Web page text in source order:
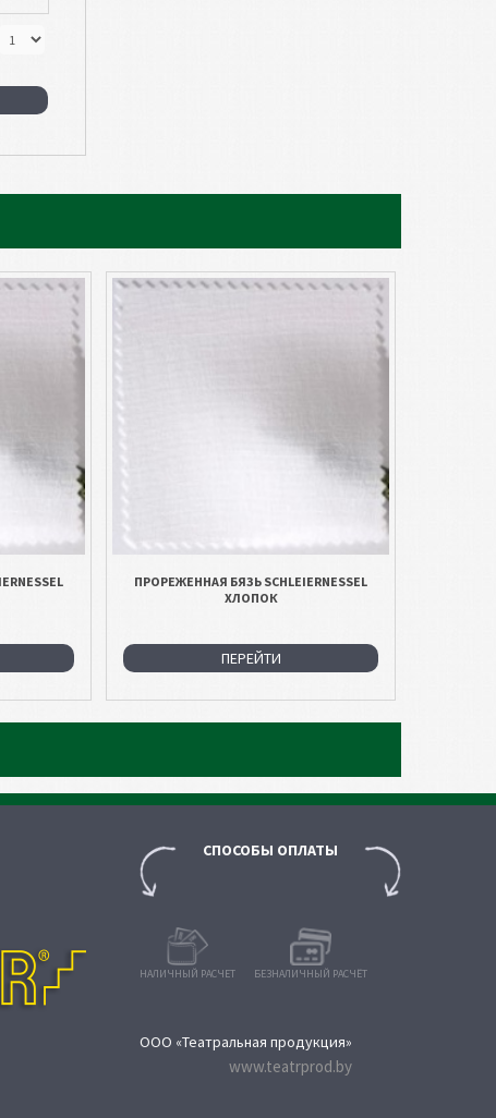
ПРОРЕЖЕННАЯ БЯЗЬ SCHLEIERNESSEL
ХЛОПОК
ПЕРЕЙТИ
СПОСОБЫ ОПЛАТЫ
НАЛИЧНЫЙ РАСЧЕТ БЕЗНАЛИЧНЫЙ РАСЧЁТ
OOO «Театральная продукция»
www.teatrprod.by